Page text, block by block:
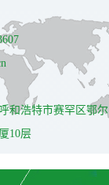
和浩特市赛罕区鄂尔
10层